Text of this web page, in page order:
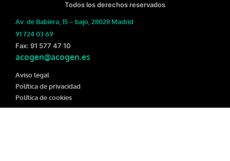
Todos los derechos reservados
Av. de Babiera, 15 – bajo, 28028 Madrid
91 724 03 69
Fax: 91 577 47 10
acogen@acogen.es
Aviso legal
Política de privacidad
Política de cookies